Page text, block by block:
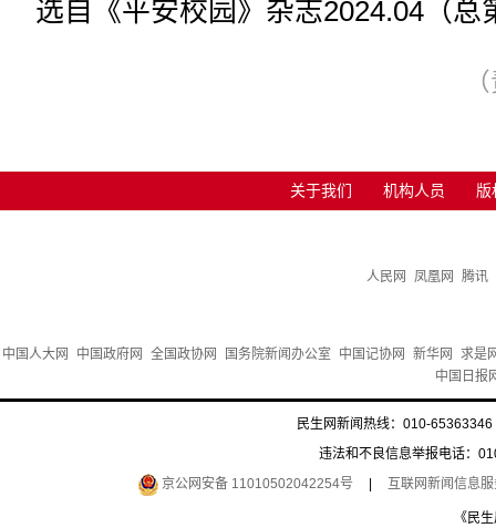
选自《平安校园》杂志2024.04（总
关于我们 机构人员 版
人民网 凤凰网 腾讯
中国人大网 中国政府网 全国政协网 国务院新闻办公室 中国记协网 新华网
求是
中国日报
民生网新闻热线：010-
违法和不良信息举报电话：
京公网安备 11010502042254号
互联网新闻信息
《民